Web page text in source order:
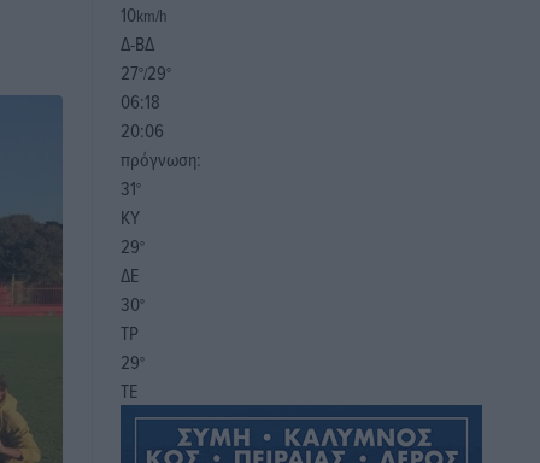
10km/h
Δ-ΒΔ
27°/29°
06:18
20:06
πρόγνωση:
31°
ΚΥ
29°
ΔΕ
30°
ΤΡ
29°
ΤΕ